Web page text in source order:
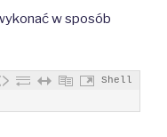
w sposób
Shell